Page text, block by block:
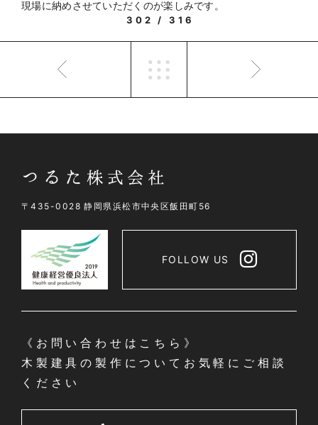
現場に納めさせていただくのが楽しみです。
302 / 316
〒435-0028 静岡県浜松市中央区飯田町56
FOLLOW US
《お問い合わせはこちら》
木製建具の製作についてお気軽にご相談
ください